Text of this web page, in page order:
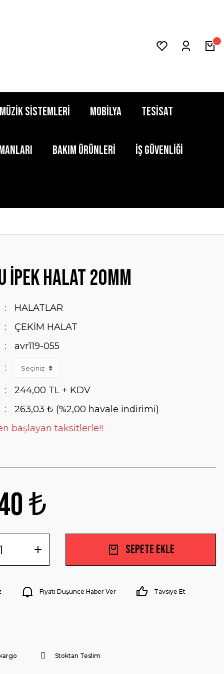
MÜZİK SİSTEMLERİ MOBİLYA TESİSAT
BAKIM ÜRÜNLERİ İŞ GÜVENLİĞİ
İpek Halat 20mm
HALATLAR
ÇEKİM HALAT
avr119-055
244,00 TL + KDV
263,03 ₺ (%2,00 havale indirimi)
başlayan taksitlerle!!
₺
Sepete Ekle
Fiyatı Düşünce Haber Ver Tavsiye Et
Stoktan Teslim